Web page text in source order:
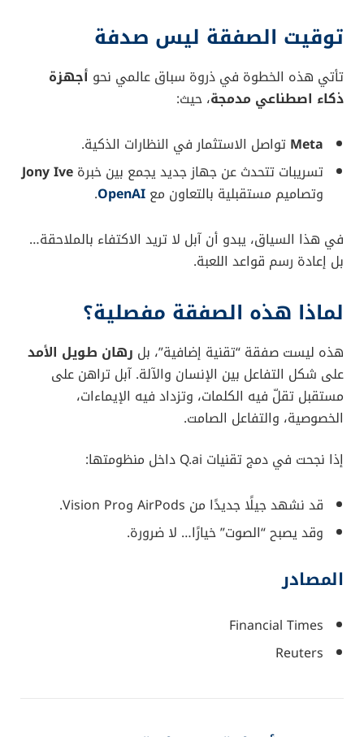
توقيت الصفقة ليس صدفة
تأتي هذه الخطوة في ذروة سباق عالمي نحو أجهزة
ذكاء اصطناعي مدمجة، حيث:
Meta تواصل الاستثمار في النظارات الذكية.
تسريبات تتحدث عن جهاز جديد يجمع بين خبرة Jony Ive
وتصاميم مستقبلية بالتعاون مع OpenAI
.
في هذا السياق، يبدو أن آبل لا تريد الاكتفاء بالملاحقة…
بل إعادة رسم قواعد اللعبة.
لماذا هذه الصفقة مفصلية؟
هذه ليست صفقة “تقنية إضافية”، بل رهان طويل الأمد
على شكل التفاعل بين الإنسان والآلة. آبل تراهن على
مستقبل تقلّ فيه الكلمات، وتزداد فيه الإيماءات،
الخصوصية، والتفاعل الصامت.
إذا نجحت في دمج تقنيات Q.ai داخل منظومتها:
قد نشهد جيلًا جديدًا من AirPods وVision Pro.
وقد يصبح “الصوت” خيارًا… لا ضرورة.
المصادر
Financial Times
Reuters